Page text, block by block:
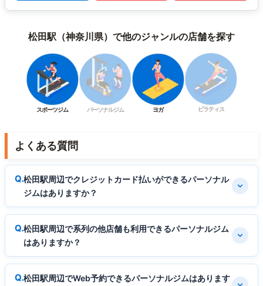
松田駅（神奈川県）で他のジャンルの店舗を探す
スポーツジム パーソナルジム ヨガ ピラティス
よくある質問
松田駅周辺でクレジットカード払いができるパーソナル
ジムはありますか？
松田駅周辺で系列の他店舗も利用できるパーソナルジム
はありますか？
松田駅周辺でWeb予約できるパーソナルジムはあります